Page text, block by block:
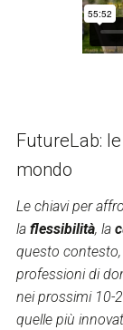
FutureLab:
mondo
Le chiavi per
la flessibilità, la
questo
professioni di
nei prossimi 10-
quelle più